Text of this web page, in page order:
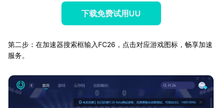
下载免费试用UU
第二步：在加速器搜索框输入FC26，点击对应游戏图标，畅享加速
服务。